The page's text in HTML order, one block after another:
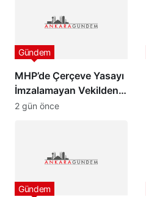
MHP’de Çerçeve Yasayı
İmzalamayan Vekilden
Paylaşım
Gündem
2 gün önce
Gündem